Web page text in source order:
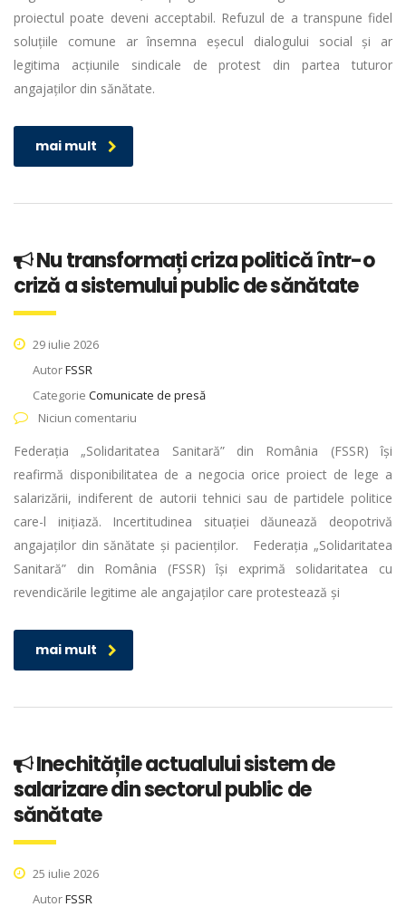
proiectul poate deveni acceptabil. Refuzul de a transpune fidel
soluțiile comune ar însemna eșecul dialogului social și ar
legitima acțiunile sindicale de protest din partea tuturor
angajaților din sănătate.
mai mult
Nu transformați criza politică într-o
criză a sistemului public de sănătate
29 iulie 2026
AutorFSSR
Categorie Comunicate de presă
Niciun comentariu
Federația „Solidaritatea Sanitară” din România (FSSR) își
reafirmă disponibilitatea de a negocia orice proiect de lege a
salarizării, indiferent de autorii tehnici sau de partidele politice
care-l inițiază. Incertitudinea situației dăunează deopotrivă
angajaților din sănătate și pacienților. Federația „Solidaritatea
Sanitară” din România (FSSR) își exprimă solidaritatea cu
revendicările legitime ale angajaților care protestează și
mai mult
Inechitățile actualului sistem de
salarizare din sectorul public de
sănătate
25 iulie 2026
AutorFSSR